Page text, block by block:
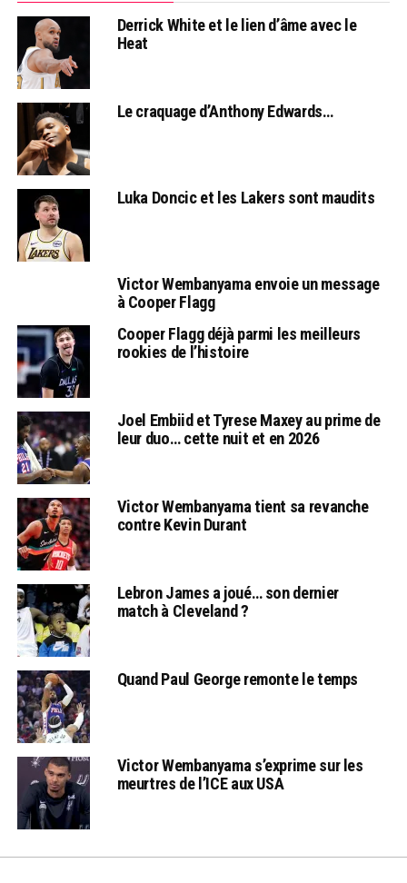
Derrick White et le lien d’âme avec le
Heat
Le craquage d’Anthony Edwards…
Luka Doncic et les Lakers sont maudits
Victor Wembanyama envoie un message
à Cooper Flagg
Cooper Flagg déjà parmi les meilleurs
rookies de l’histoire
Joel Embiid et Tyrese Maxey au prime de
leur duo… cette nuit et en 2026
Victor Wembanyama tient sa revanche
contre Kevin Durant
Lebron James a joué… son dernier
match à Cleveland ?
Quand Paul George remonte le temps
Victor Wembanyama s’exprime sur les
meurtres de l’ICE aux USA